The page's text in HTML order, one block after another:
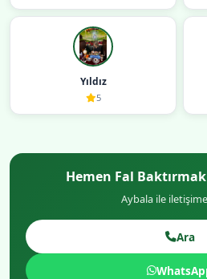
Yıldız
5
Hemen Fal
Aybala ile
Ara